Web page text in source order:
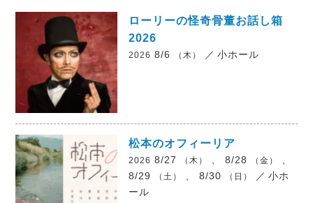
ローリーの怪奇骨董お話し箱
2026
2026 8/6 （木） ／ 小ホール
松本のオフィーリア
2026 8/27 （木） 、 8/28 （金）
8/29
（土） 、 8/30 （日） ／ 小ホ
ール